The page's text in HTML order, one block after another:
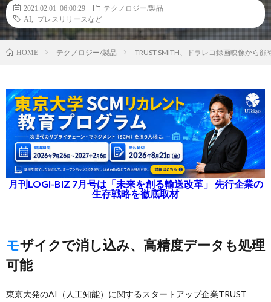
2021.02.01 06:00:29
テクノロジー/製品
AI
プレスリリースなど
HOME テクノロジー/製品 TRUST SMITH、ドラレコ録画映像から
月刊LOGI-BIZ 7月号は「未来を創る輸送改革」 先行企業の
生存戦略を徹底取材
モザイクで消し込み、高精度データも処理
可能
東京大発のAI（人工知能）に関するスタートアップ企業TRUST